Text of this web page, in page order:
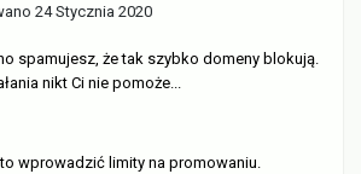
24 Stycznia 2020
spamujesz, że tak szybko domeny blokują.
nikt Ci nie pomoże...
wprowadzić limity na promowaniu.